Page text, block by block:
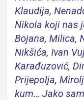
Klaudija,
Nikola koji nas
Bojana, Milica,
Nikšića, Ivan
Karađuzović,
Prijepolja,
kum… Jako